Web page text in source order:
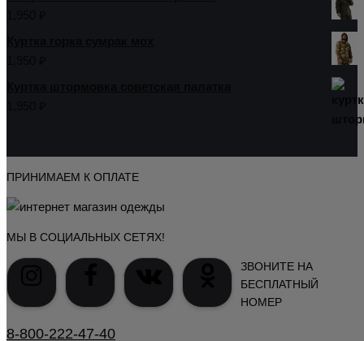
ПРИНИМАЕМ К ОПЛАТЕ
МЫ В СОЦИАЛЬНЫХ СЕТЯХ!
ЗВОНИТЕ НА
БЕСПЛАТНЫЙ
НОМЕР
8-800-222-47-40